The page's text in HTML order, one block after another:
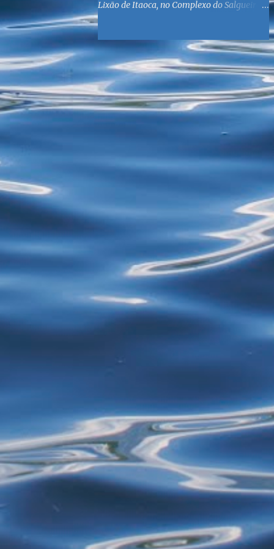
Lixão de Itaoca, no Complexo do Salgueiro,
catadores locais, como comida e material
higiênico, além de atendimento médico. O
Fórum Local espera contar com a
participação de ONGs locais e da população
do município. Aos interessados em
Feliciano Sodré 82, Sala 104 – Centro, no
informações também podem ser obtidas
agenda21sg@r7.com . O Lixão do Salgueiro
foi fechado em fevereiro por determinação
do Governo Federal, que está instituindo o
fim de lixões no Brasil até 2014. Os
habitantes da região que viviam do lixo há
mais de 40 anos - selecionando roupas e
restos de alimentos para reciclagem, por
exemplo - estão proibidos de exercer
atividades de garimpagem. De acor...